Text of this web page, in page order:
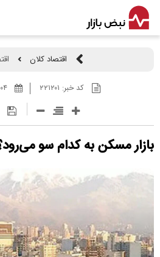
اقتصاد کلان
کد خبر: ۲۲۱۲۰۱
بازار مسکن به کدام سو